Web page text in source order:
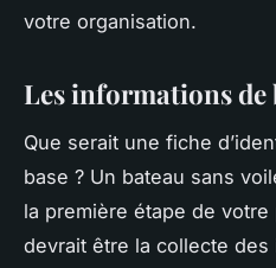
votre organisation.
Les informations de
Que serait une fiche
base ? Un bateau sans
la première étape de
devrait être la collecte